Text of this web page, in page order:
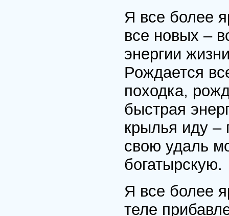
Я все более
все новых –
энергии
Рождается
походка,
быстрая
крылья иду –
свою удаль
богатырскую.
Я все более
теле